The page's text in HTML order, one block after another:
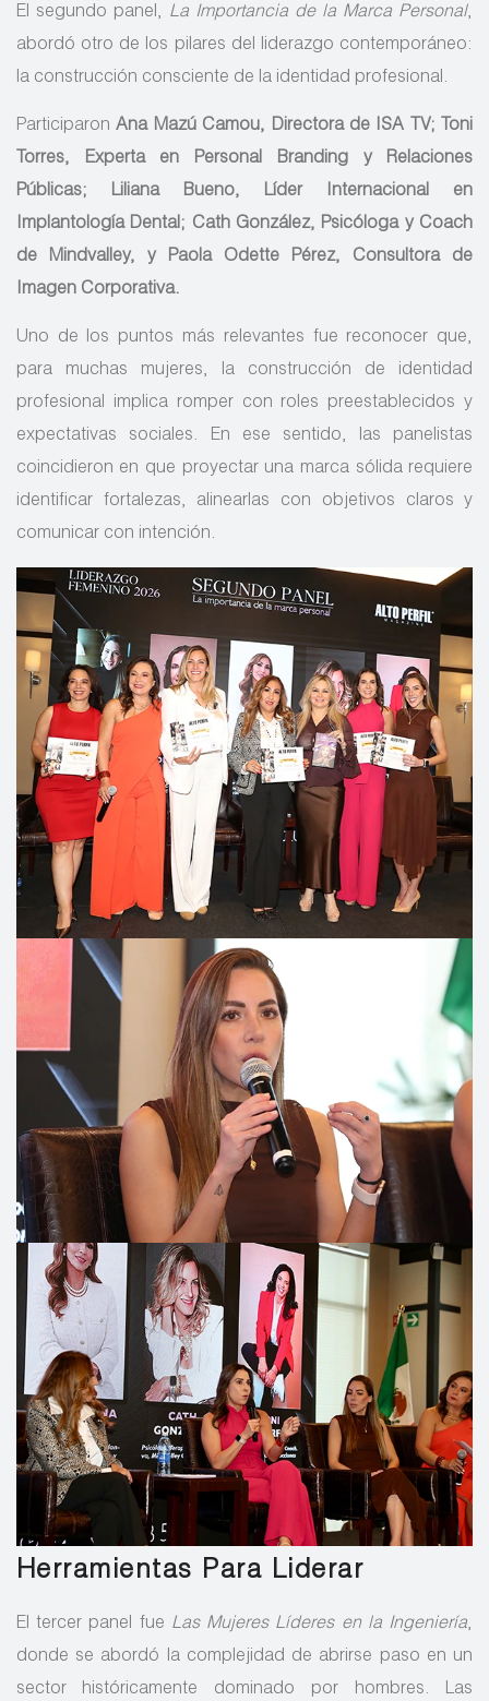
El segundo panel, La Importancia de la Marca Personal,
abordó otro de los pilares del liderazgo contemporáneo:
la construcción consciente de la identidad profesional.
Participaron Ana Mazú Camou, Directora de ISA TV; Toni
Torres, Experta en Personal Branding y Relaciones
Públicas; Liliana Bueno, Líder Internacional en
Implantología Dental; Cath González, Psicóloga y Coach
de Mindvalley, y Paola Odette Pérez, Consultora de
Imagen Corporativa.
Uno de los puntos más relevantes fue reconocer que,
para muchas mujeres, la construcción de identidad
profesional implica romper con roles preestablecidos y
expectativas sociales. En ese sentido, las panelistas
coincidieron en que proyectar una marca sólida requiere
identificar fortalezas, alinearlas con objetivos claros y
comunicar con intención.
Herramientas Para Liderar
El tercer panel fue Las Mujeres Líderes en la Ingeniería,
donde se abordó la complejidad de abrirse paso en un
sector históricamente dominado por hombres. Las